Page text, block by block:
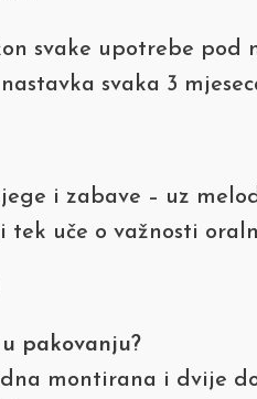
svake upotrebe
svaka 3
i zabave – uz
tek uče o važnosti
pakovanju?
montirana i dvije